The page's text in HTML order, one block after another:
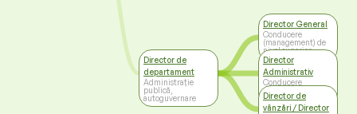
Director de
departament
Administrație
publică,
autoguvernare
Director General
Conducere
(management) de
nivel superior
Director
Administrativ
Conducere
(management) de
nivel superior
Director de
vânzări / Director